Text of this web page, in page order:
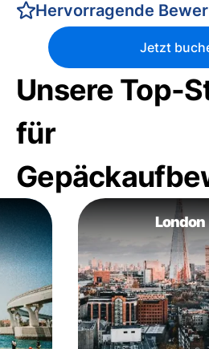
Hervorragende
Jetzt
Unsere Top-
für
London